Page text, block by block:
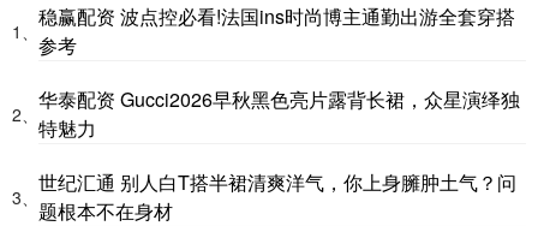
1、
稳赢配资 波点控必看!法国ins时尚博主通勤出游全套穿搭
参考
2、
华泰配资 Gucci2026早秋黑色亮片露背长裙，众星演绎独
特魅力
3、
世纪汇通 别人白T搭半裙清爽洋气，你上身臃肿土气？问
题根本不在身材